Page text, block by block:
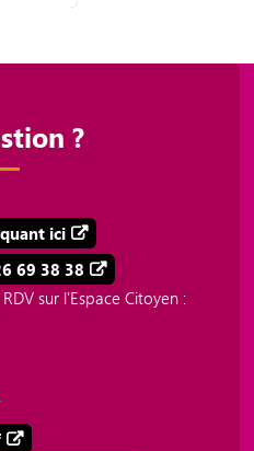
?
ici
69 38 38
sur l'Espace Citoyen :